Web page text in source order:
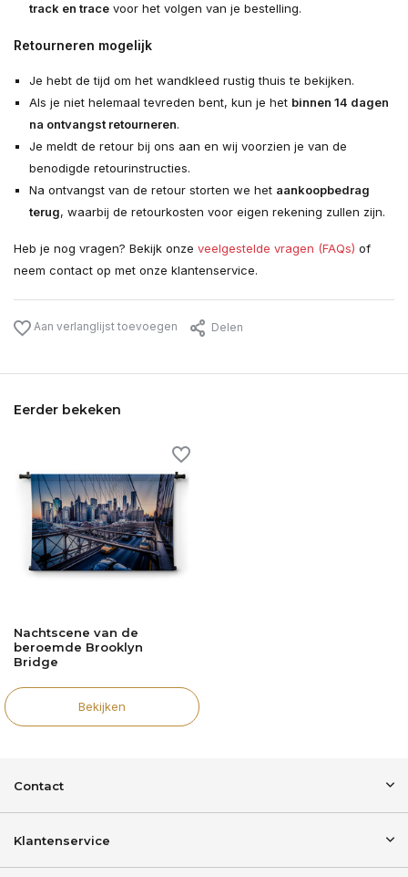
track en tracevoor het volgen van je bestelling.
Retourneren mogelijk
Je hebt de tijd om het wandkleed rustig thuis te bekijken.
Als je niet helemaal tevreden bent, kun je het binnen 14 dagen
na ontvangst retourneren.
Je meldt de retour bij ons aan en wij voorzien je van de
benodigde retourinstructies.
Na ontvangst van de retour storten we het aankoopbedrag
terug, waarbij de retourkosten voor eigen rekening zullen zijn.
Heb je nog vragen? Bekijk onze veelgestelde vragen (FAQs) of
neem contact op met onze klantenservice.
Aan verlanglijst toevoegen Delen
Eerder bekeken
Nachtscene van de
beroemde Brooklyn
Bridge
Bekijken
Contact
Klantenservice